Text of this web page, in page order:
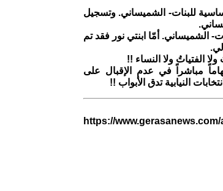
للبنات- الشميساني. وتسجيل
الشميساني. أمّا ابنتي نور فقد تم
الفتياتُ ولا النساء !!
مباشراً في عدم الإقبال على
النيابية تدق الأبواب !!
https://